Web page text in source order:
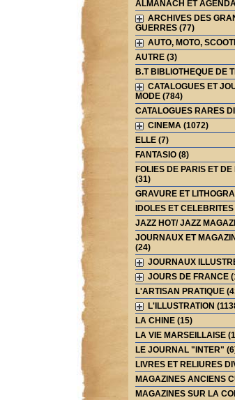
ALMANACH ET
ARCHIVES DES
GUERRES (77)
AUTO, MOTO,
AUTRE (3)
B.T BIBLIOTHEQUE DE
CATALOGUES ET
MODE (784)
CATALOGUES RARES
CINEMA (1072)
ELLE (7)
FANTASIO (8)
FOLIES DE PARIS ET DE
(31)
GRAVURE ET
IDOLES ET
JAZZ HOT/ JAZZ
JOURNAUX ET
(24)
JOURNAUX
JOURS DE FRANCE
L'ARTISAN PRATIQUE
L'ILLUSTRATION
LA CHINE (15)
LA VIE MARSEILLAISE
LE JOURNAL "INTER"
LIVRES ET RELIURES
MAGAZINES ANCIENS
MAGAZINES SUR LA